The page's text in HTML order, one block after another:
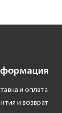
и оплата
и возврат